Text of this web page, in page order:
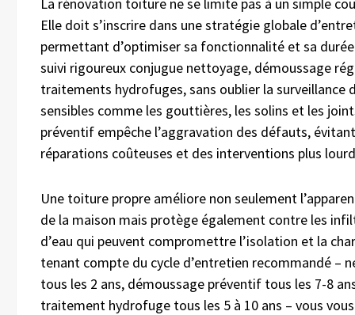
Elle doit s’inscrire dans une stratégie globale
permettant d’optimiser sa fonctionnalité et sa
suivi rigoureux conjugue nettoyage, démoussage
traitements hydrofuges, sans oublier la surveillance
sensibles comme les gouttières, les solins et les
préventif empêche l’aggravation des défauts,
réparations coûteuses et des interventions plus
Une toiture propre améliore non seulement
de la maison mais protège également contre les
d’eau qui peuvent compromettre l’isolation et la
tenant compte du cycle d’entretien recommandé –
tous les 2 ans, démoussage préventif tous les 7-8
traitement hydrofuge tous les 5 à 10 ans – vous